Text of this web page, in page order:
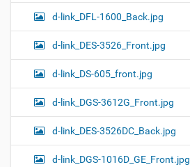
d-link_DFL-1600_Back.jpg
d-link_DES-3526_Front.jpg
d-link_DS-605_front.jpg
d-link_DGS-3612G_Front.jpg
d-link_DES-3526DC_Back.jpg
d-link_DGS-1016D_GE_Front.jpg